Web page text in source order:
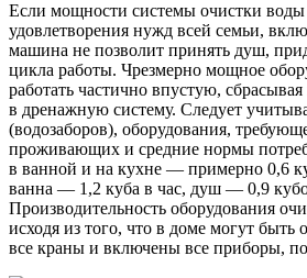
Если мощности системы очистки воды
удовлетворения нужд всей семьи,
машина не позволит принять душ,
цикла работы. Чрезмерно мощное
работать частично впустую,
в дренажную систему. Следует
(водозаборов), оборудования,
проживающих и средние нормы
в ванной и на кухне — примерно 0,6
ванна — 1,2 куба в час, душ — 0,9
Производительность оборудования
исходя из того, что в доме могут
все краны и включены все приборы,